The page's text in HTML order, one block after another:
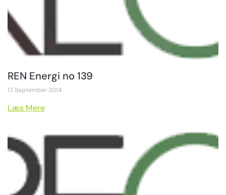
REN Energi no 139
17. September 2014
Læs Mere